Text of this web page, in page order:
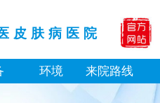
皮肤病医院
环境 来院路线